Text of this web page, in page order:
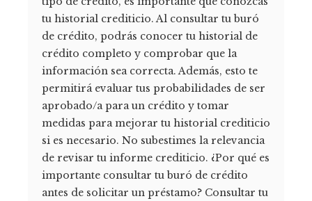
tu historial crediticio. Al consultar tu buró
de crédito, podrás conocer tu historial de
crédito completo y comprobar que la
información sea correcta. Además, esto te
permitirá evaluar tus probabilidades de ser
aprobado/a para un crédito y tomar
medidas para mejorar tu historial crediticio
si es necesario. No subestimes la relevancia
de revisar tu informe crediticio. ¿Por qué es
importante consultar tu buró de crédito
antes de solicitar un préstamo? Consultar tu